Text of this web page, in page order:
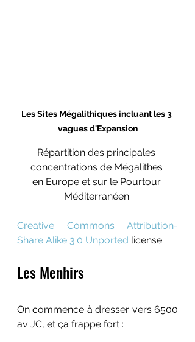
Les Sites Mégalithiques incluant les 3
vagues d'Expansion
Répartition des principales
concentrations de Mégalithes
en Europe et sur le Pourtour
Méditerranéen
Creative Commons
Attribution-
Share Alike 3.0 Unported license
Les Menhirs
On commence à dresser vers 6500
av JC, et ça frappe fort :